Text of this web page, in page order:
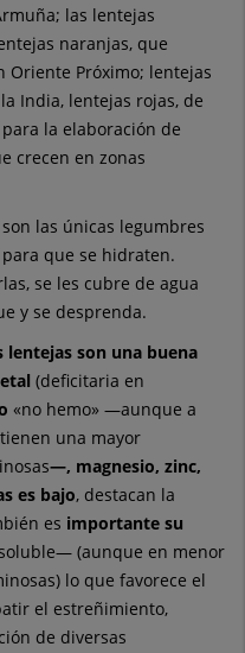
las lentejas
naranjas, que
Oriente Próximo; lentejas
India, lentejas rojas, de
la elaboración de
crecen en zonas
las únicas legumbres
que se hidraten.
se les cubre de agua
y se desprenda.
lentejas son una buena
(deficitaria en
«no hemo» —aunque a
una mayor
—, magnesio, zinc,
es bajo, destacan la
es importante su
(aunque en menor
lo que favorece el
el estreñimiento,
de diversas